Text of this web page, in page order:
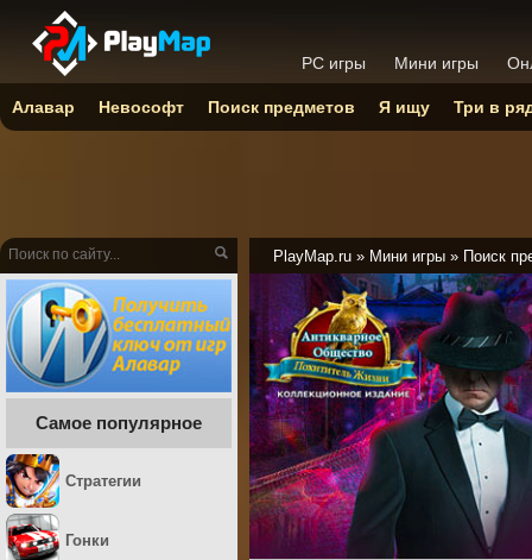
PlayMap.ru » Мини игры » Поиск
Самое популярное
Стратегии
Гонки
PC игры Мини игры
Алавар Невософт Поиск предметов Я ищу Три в